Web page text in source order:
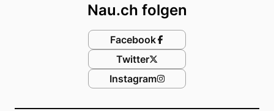
Nau.ch folgen
Facebook
Twitter
Instagram